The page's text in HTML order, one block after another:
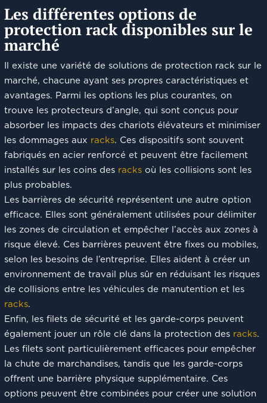
Les différentes options de
protection rack disponibles sur le
marché
Il existe une variété de solutions de protection rack sur le
marché, chacune ayant ses propres caractéristiques et
avantages. Parmi les options les plus courantes, on
trouve les protecteurs d’angle, qui sont conçus pour
absorber les impacts des chariots élévateurs et minimiser
les dommages aux racks. Ces dispositifs sont souvent
fabriqués en acier renforcé et peuvent être facilement
installés sur les coins des racksoù les collisions sont les
plus probables.
Les barrières de sécurité représentent une autre option
efficace. Elles sont généralement utilisées pour délimiter
les zones de circulation et empêcher l’accès aux zones à
risque élevé. Ces barrières peuvent être fixes ou mobiles,
selon les besoins de l’entreprise. Elles aident à créer un
environnement de travail plus sûr en réduisant les risques
de collisions entre les véhicules de manutention et les
racks.
Enfin, les filets de sécurité et les garde-corps peuvent
également jouer un rôle clé dans la protection des racks.
Les filets sont particulièrement efficaces pour empêcher
la chute de marchandises, tandis que les garde-corps
offrent une barrière physique supplémentaire. Ces
options peuvent être combinées pour créer une solution